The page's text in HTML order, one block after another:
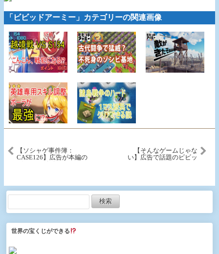
「ビビッドアーミー」カテゴリーの関連画像
【ソシャゲ事件簿：
CASE126】広告が本編の
【そんなゲームじゃな
い】広告で話題のビビッ
世界の宝くじができる